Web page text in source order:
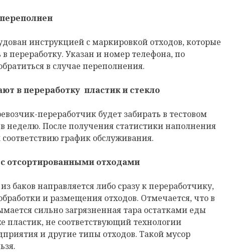
инструкцией с маркировкой отходов, которые
переработку. Указан и номер телефона, по
в случае переполнения.
в переработку пластик и стекло
переработчик будет забирать в тестовом
неделю. После получения статистики наполнения
график обслуживания.
отсортированными отходами
баков направляется либо сразу к переработчику,
и размещения отходов. Отмечается, что в
сильно загрязненная тара остатками еды
пластик, не соответствующий технологии
и другие типы отходов. Такой мусор